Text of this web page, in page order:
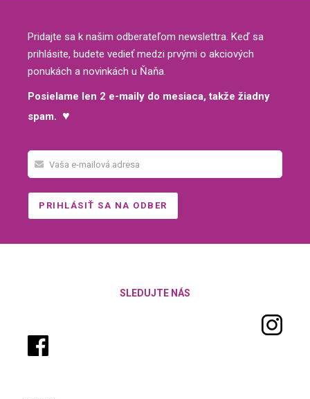
Pridajte sa k našim odberateľom newslettra. Keď sa
prihlásite, budete vedieť medzi prvými o akciových
ponukách a novinkách u Ňaňa.
Posielame len 2 e-maily do mesiaca, takže žiadny
spam. ♥
SLEDUJTE NÁS